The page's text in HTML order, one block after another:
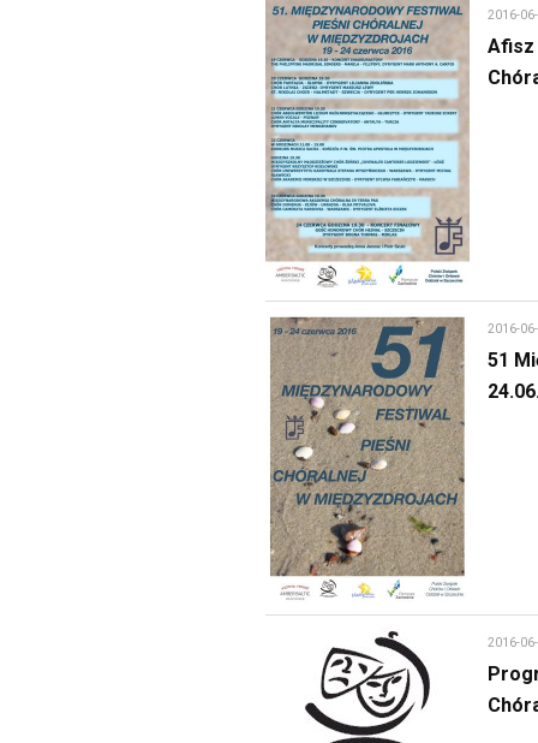
2016-
Afisz
2016-
51
2016-